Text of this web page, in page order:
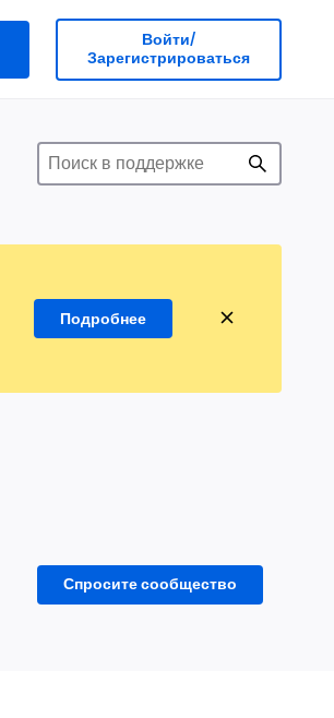
Войти/
Зарегистрироваться
Подробнее
Спросите сообщество